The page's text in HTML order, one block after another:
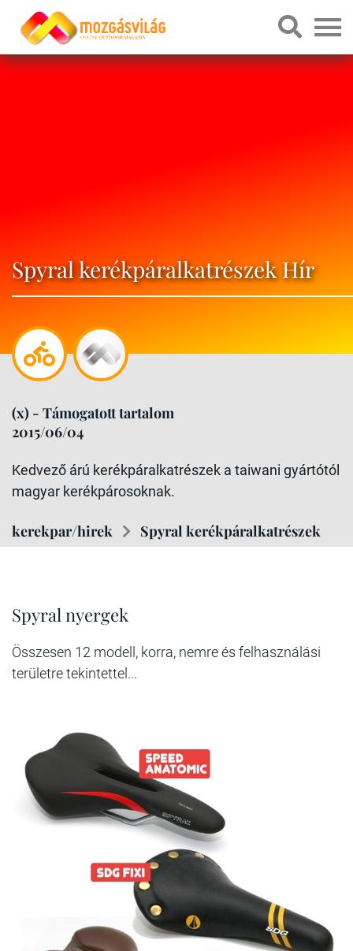
Spyral kerékpáralkatrészek Hír
(x) - Támogatott tartalom
2015/06/04
Kedvező árú kerékpáralkatrészek a taiwani gyártótól
magyar kerékpárosoknak.
kerekpar/hirek Spyral kerékpáralkatrészek
Spyral nyergek
Összesen 12 modell, korra, nemre és felhasználási
területre tekintettel...